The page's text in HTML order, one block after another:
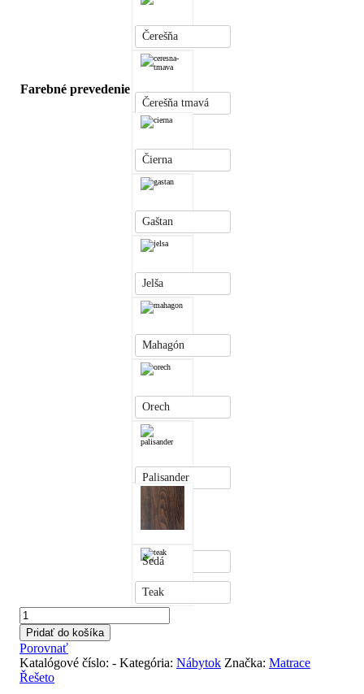
Farebné prevedenie
Čerešňa
Čerešňa tmavá
Čierna
Gaštan
Jelša
Mahagón
Orech
Palisander
Šedá
Teak
množstvo
Komoda
80
dyha
TYP
B
Pridať do košíka
Porovnať
Katalógové číslo: - Kategória: Nábytok Značka: Matrace
Řešeto